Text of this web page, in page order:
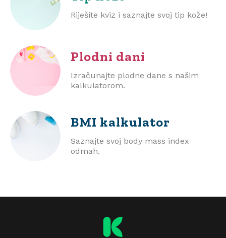
Riješite kviz i saznajte svoj tip kože!
Plodni dani
Izračunajte plodne dane s našim
kalkulatorom.
BMI kalkulator
Saznajte svoj body mass index
odmah.